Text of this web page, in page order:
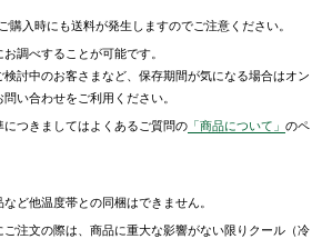
購入時にも送料が発生しますのでご注意ください。
お調べすることが可能です。
討中のお客さまなど、保存期間が気になる場合はオン
い合わせをご利用ください。
につきましてはよくあるご質問の 「商品について」のペ
ど他温度帯との同梱はできません。
注文の際は、商品に重大な影響がない限りクール（冷